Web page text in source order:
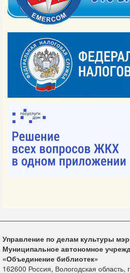
Управление по делам культуры
Муниципальное автономное
«Объединение библиотек»
162600 Россия, Вологодская область,